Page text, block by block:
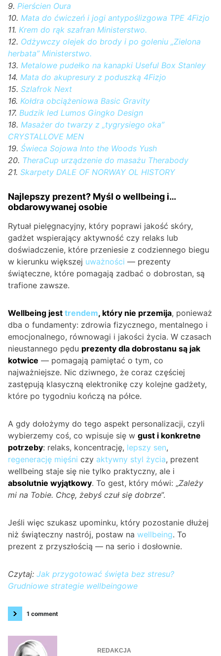
9. Pierścien Oura
10. Mata do ćwiczeń i jogi antypoślizgowa TPE 4Fizjo
11. Krem do rąk szafran Ministerstwo.
12. Odżywczy olejek do brody i po goleniu „Zielona
herbata” Ministerstwo.
13. Metalowe pudełko na kanapki Useful Box Stanley
14. Mata do akupresury z poduszką 4Fizjo
15. Szlafrok Next
16. Kołdra obciążeniowa Basic Gravity
17. Budzik led Lumos Gingko Design
18. Masażer do twarzy z „tygrysiego oka”
CRYSTALLOVE MEN
19. Świeca Sojowa Into the Woods Yush
20. TheraCup urządzenie do masażu Therabody
21. Skarpety DALE OF NORWAY OL HISTORY
Najlepszy prezent? Myśl o wellbeing i…
obdarowywanej osobie
Rytuał pielęgnacyjny, który poprawi jakość skóry,
gadżet wspierający aktywność czy relaks lub
doświadczenie, które przeniesie z codziennego biegu
w kierunku większej uważności — prezenty
świąteczne, które pomagają zadbać o dobrostan, są
trafione zawsze.
Wellbeing jest trendem, który nie przemija, ponieważ
dba o fundamenty: zdrowia fizycznego, mentalnego i
emocjonalnego, równowagi i jakości życia. W czasach
nieustannego pędu prezenty dla dobrostanu są jak
kotwice — pomagają pamiętać o tym, co
najważniejsze. Nic dziwnego, że coraz częściej
zastępują klasyczną elektronikę czy kolejne gadżety,
które po tygodniu kończą na półce.
A gdy dołożymy do tego aspekt personalizacji, czyli
wybierzemy coś, co wpisuje się w gust i konkretne
potrzeby: relaks, koncentrację, lepszy sen,
regenerację mięśni czy aktywny styl życia, prezent
wellbeing staje się nie tylko praktyczny, ale i
absolutnie wyjątkowy. To gest, który mówi: „Zależy
mi na Tobie. Chcę, żebyś czuł się dobrze”.
Jeśli więc szukasz upominku, który pozostanie dłużej
niż świąteczny nastrój, postaw na wellbeing. To
prezent z przyszłością — na serio i dosłownie.
Czytaj: Jak przygotować święta bez stresu?
Grudniowe strategie wellbeingowe
1 comment
REDAKCJA